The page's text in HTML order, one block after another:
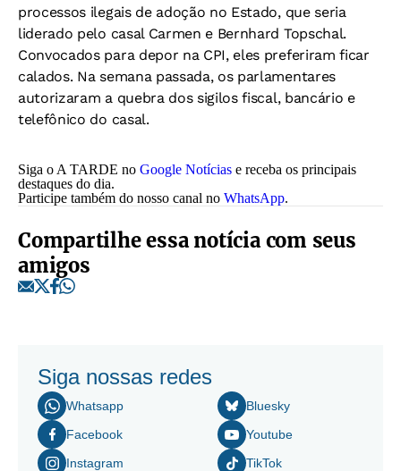
processos ilegais de adoção no Estado, que seria
liderado pelo casal Carmen e Bernhard Topschal.
Convocados para depor na CPI, eles preferiram ficar
calados. Na semana passada, os parlamentares
autorizaram a quebra dos sigilos fiscal, bancário e
telefônico do casal.
Siga o A TARDE no Google Notícias e receba os principais
destaques do dia.
Participe também do nosso canal no WhatsApp.
Compartilhe essa notícia com seus
amigos
Siga nossas redes
Whatsapp
Facebook
Instagram
Bluesky
Youtube
TikTok